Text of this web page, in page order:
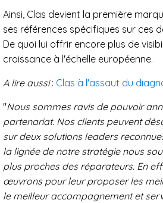
Ainsi, Clas devient la première
ses références spécifiques sur ces
De quoi lui offrir encore plus de
croissance à l'échelle européenne.
A lire aussi: Clas à l'assaut du
"Nous sommes ravis de pouvoir
partenariat. Nos clients peuvent
sur deux solutions leaders
la lignée de notre stratégie nous
plus proches des réparateurs. En
œuvrons pour leur proposer les
le meilleur accompagnement et